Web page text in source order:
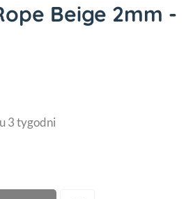
Beige 2mm -
3 tygodni